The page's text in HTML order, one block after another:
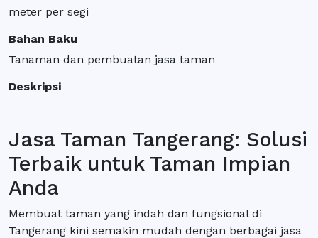
meter per segi
Bahan Baku
Tanaman dan pembuatan jasa taman
Deskripsi
Jasa Taman Tangerang: Solusi
Terbaik untuk Taman Impian
Anda
Membuat taman yang indah dan fungsional di
Tangerang kini semakin mudah dengan berbagai jasa